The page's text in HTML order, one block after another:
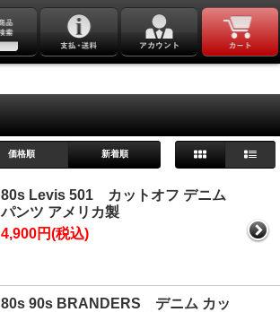
価格順 新着順
80s Levis 501 カットオフ デニム
パンツ アメリカ製
4,900円(税込)
80s 90s BRANDERS デニム カッ